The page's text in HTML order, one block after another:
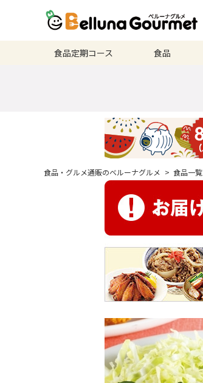
食品定期コース 食品
食品・グルメ通販のベルーナグルメ > 食品一覧